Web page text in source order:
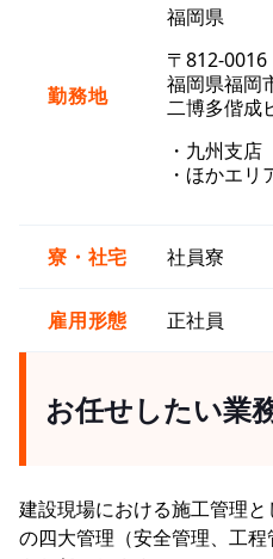
勤務地
福岡県
〒812-0016
福岡県福岡
二博多偕成
・九州支店
・ほかエリ
寮・社宅 社員寮
雇用形態 正社員
お任せしたい業
建設現場における施工管理
の四大管理（安全管理、工